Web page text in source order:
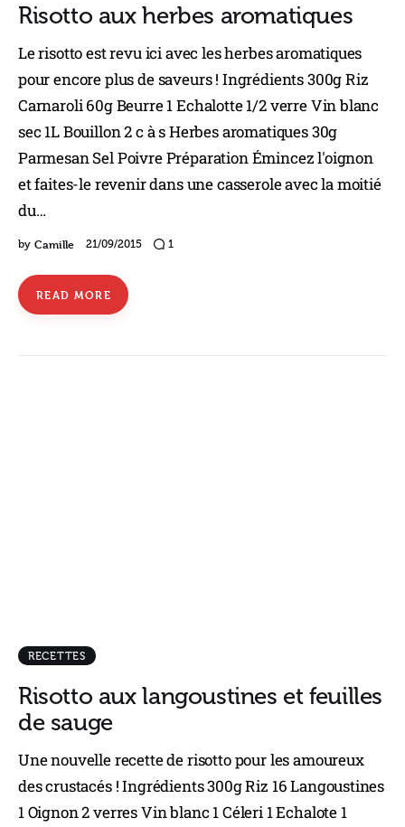
Risotto aux herbes aromatiques
Le risotto est revu ici avec les herbes aromatiques
pour encore plus de saveurs ! Ingrédients 300g Riz
Carnaroli 60g Beurre 1 Echalotte 1/2 verre Vin blanc
sec 1L Bouillon 2 c à s Herbes aromatiques 30g
Parmesan Sel Poivre Préparation Émincez l'oignon
et faites-le revenir dans une casserole avec la moitié
du…
by Camille 21/09/2015 1
READ MORE
RECETTES
Risotto aux langoustines et feuilles
de sauge
Une nouvelle recette de risotto pour les amoureux
des crustacés ! Ingrédients 300g Riz 16 Langoustines
1 Oignon 2 verres Vin blanc 1 Céleri 1 Echalote 1